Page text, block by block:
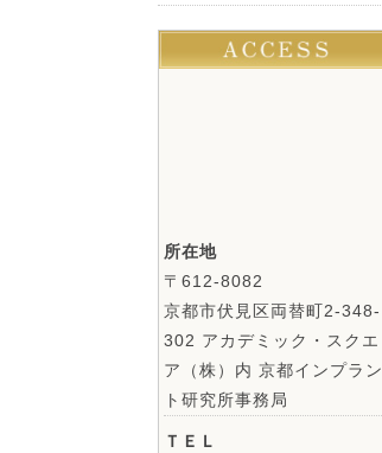
所在地
〒612-8082
京都市伏見区両替町2-348-
302 アカデミック・スクエ
ア（株）内 京都インプラン
ト研究所事務局
ＴＥＬ